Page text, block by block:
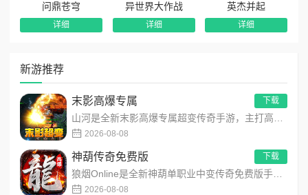
新游推荐
末影高爆专属
2026-08-08
下载
神葫传奇免费版
2026-08-08
下载
问鼎苍穹
详细
异世界大作战
详细
英杰并起
详细